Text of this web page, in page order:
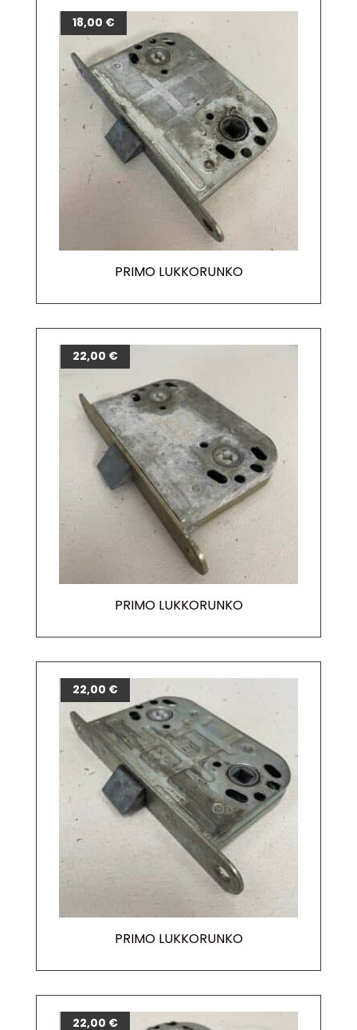
PRIMO LUKKORUNKO
18,00 €
PRIMO LUKKORUNKO
22,00 €
PRIMO LUKKORUNKO
22,00 €
22,00 €